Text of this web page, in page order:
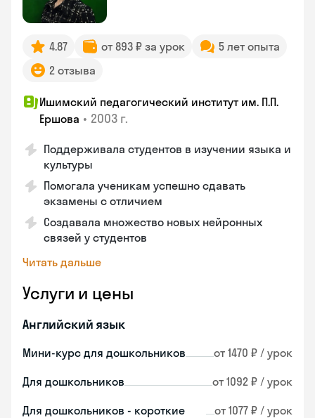
4.87 от 893 ₽ за урок
5 лет опыта
2 отзыва
Ишимский педагогический институт им. П.П.
Ершова • 2003 г.
Поддерживала студентов в изучении языка и
культуры
Помогала ученикам успешно сдавать
экзамены с отличием
Создавала множество новых нейронных
связей у студентов
Читать дальше
Услуги и цены
Английский язык
Мини-курс для дошкольников от 1470 ₽ / урок
Для дошкольников от 1092 ₽ / урок
Для дошкольников - короткие
от 1077 ₽ / урок